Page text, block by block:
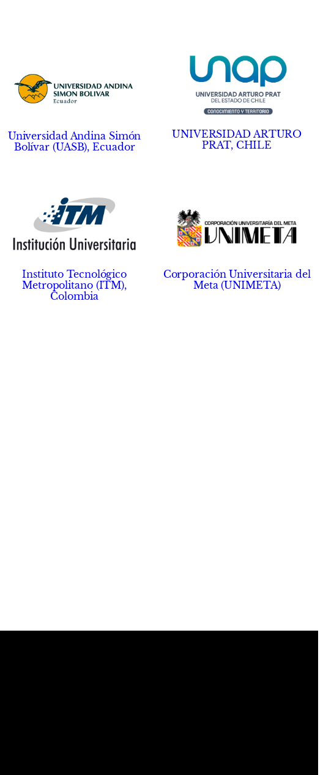
Universidad Andina Simón
Bolívar (UASB), Ecuador
UNIVERSIDAD ARTURO
PRAT, CHILE
Instituto Tecnológico
Metropolitano (ITM),
Colombia
Corporación Universitaria del
Meta (UNIMETA)